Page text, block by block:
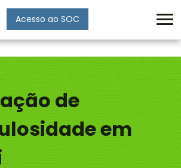
Acesso ao SOC
de
em
Enviar